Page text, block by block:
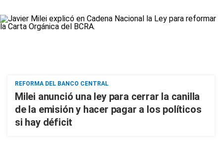
REFORMA DEL BANCO CENTRAL
Milei anunció una ley para cerrar la canilla
de la emisión y hacer pagar a los políticos
si hay déficit